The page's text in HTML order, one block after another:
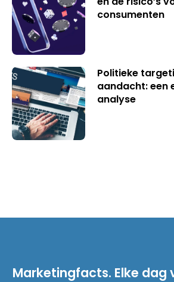
consumenten
Politieke
aandacht: een
analyse
Marketingfacts. Elke dag